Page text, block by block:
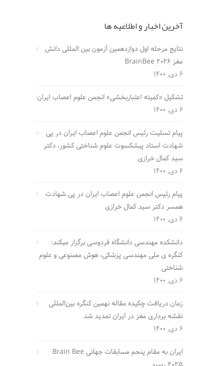
آخرین اخبار و اطلاعیه ها
نتایج مرحله اول دوازدهمین آزمون بین المللی دانش
مغز BrainBee 2026
6 دی, 1400
تشکیل «کمیته اعتباربخشی» انجمن علوم اعصاب ایران
6 دی, 1400
پیام تسلیت رئیس انجمن علوم اعصاب ایران در پی
شهادت استاد پیشکسوت علوم شناختی کشور، دکتر
سید کمال خرازی
6 دی, 1400
پیام رئیس انجمن علوم اعصاب ایران در پی شهادت
همسر دکتر سید کمال خرازی
6 دی, 1400
دانشکده مهندسی دانشگاه فردوسی برگزار میکند:
کنگره ی ملی مهندسی پزشکی، هوش مصنوعی و علوم
شناختی
6 دی, 1400
زمان دریافت چکیده مقاله نهمین کنگره بین‌المللی
نقشه برداری مغز در ایران تمدید شد
6 دی, 1400
ایران به مقام پنجم مسابقات جهانی Brain Bee